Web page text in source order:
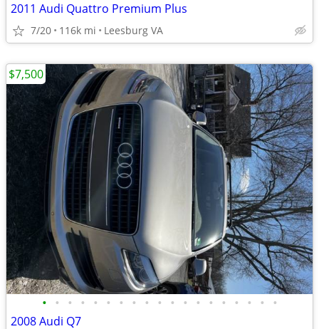
2011 Audi Quattro Premium Plus
7/20 116k mi Leesburg VA
• • • • • • • • • • • • • • • • • • •
2008 Audi Q7
$7,500